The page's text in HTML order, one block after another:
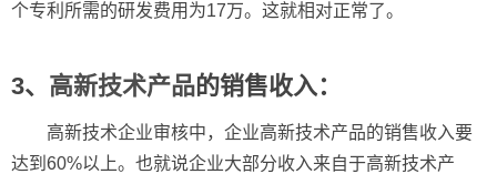
个专利所需的研发费用为17万。这就相对正常了。
3、 高新技术产品的销售收入：
高新技术企业审核中，企业高新技术产品的销售收入要
达到60%以上。也就说企业大部分收入来自于高新技术产